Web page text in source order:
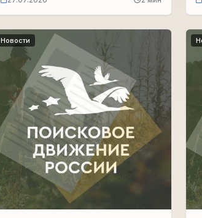
Новости